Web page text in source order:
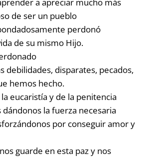
de ser un pueblo
perdonó
de su mismo Hijo.
debilidades, disparates, pecados,
hemos hecho.
eucaristía y de la penitencia
dándonos la fuerza necesaria
por conseguir amor y
guarde en esta paz y nos